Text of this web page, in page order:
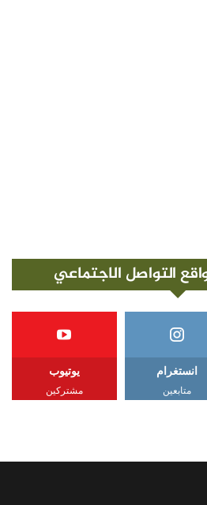
التواصل الاجتماعي
انستغرام
متابعين
يوتيوب
مشتركين